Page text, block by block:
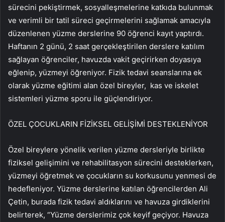
sürecini pekiştirmek, sosyalleşmelerine katkıda bulunmak
ve verimli bir tatil süreci geçirmelerini sağlamak amacıyla
düzenlenen yüzme derslerine 90 öğrenci kayıt yaptırdı.
Haftanın 2 günü, 2 saat gerçekleştirilen derslere katılım
sağlayan öğrenciler, havuzda vakit geçirirken doyasıya
eğlenip, yüzmeyi öğreniyor. Fizik tedavi seanslarına ek
olarak yüzme eğitimi alan özel bireyler, kas ve iskelet
sistemleri yüzme sporu ile güçlendiriyor.
ÖZEL ÇOCUKLARIN FİZİKSEL GELİŞİMİ DESTEKLENİYOR
Özel bireylere yönelik verilen yüzme dersleriyle birlikte
fiziksel gelişimini ve rehabilitasyon sürecini desteklerken,
yüzmeyi öğretmek ve çocukların su korkusunu yenmesi de
hedefleniyor. Yüzme derslerine katılan öğrencilerden Ali
Çetin, burada fizik tedavi aldıklarını ve havuza girdiklerini
belirterek, “Yüzme derslerimiz çok keyif geçiyor. Havuza